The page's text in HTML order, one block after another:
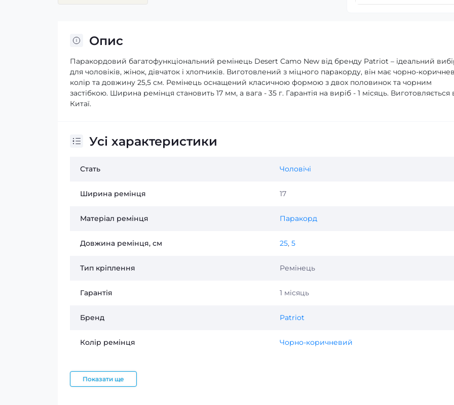
Опис
Паракордовий багатофункціональний ремінець Desert Camo New від бренду Patriot – ідеальний
для чоловіків, жінок, дівчаток і хлопчиків. Виготовлений з міцного паракорду, він має чорно-
колір та довжину 25,5 см. Ремінець оснащений класичною формою з двох половинок та чорним
застібкою. Ширина ремінця становить 17 мм, а вага - 35 г. Гарантія на виріб - 1 місяць. Виготовляється
Китаї.
Усі характеристики
Стать Чоловічі
Ширина ремінця 17
Матеріал ремінця Паракорд
Довжина ремінця, см 25, 5
Тип кріплення Ремінець
Гарантія 1 місяць
Бренд Patriot
Колір ремінця Чорно-коричневий
Показати ще